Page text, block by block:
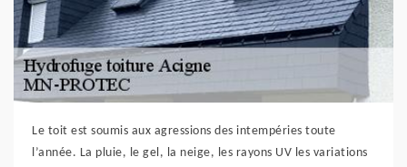
Le toit est soumis aux agressions des intempéries toute
l’année. La pluie, le gel, la neige, les rayons UV les variations